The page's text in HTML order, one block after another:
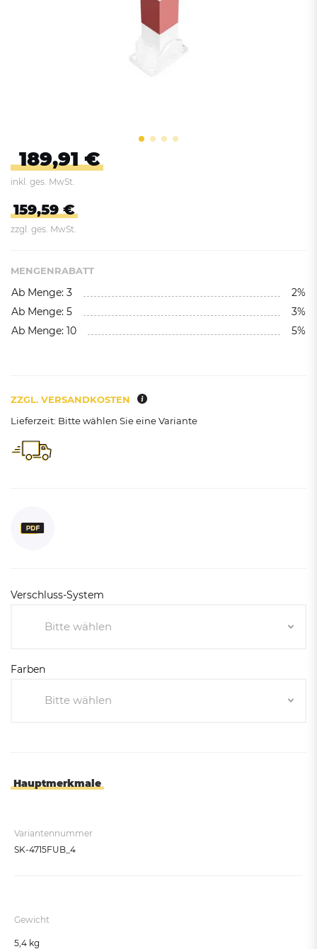
189,91 €
inkl. ges. MwSt.
159,59 €
zzgl. ges. MwSt.
MENGENRABATT
Ab Menge: 3
2%
Ab Menge: 5
3%
Ab Menge: 10
5%
ZZGL. VERSANDKOSTEN
Lieferzeit: Bitte wählen Sie eine Variante
Bitte wählen
Profilzylinderschloss
Verschluss-System
Farben
Bitte wählen
Feuerverzinkt - nicht beschichtet
Hauptmerkmale
Variantennummer
SK-4715FUB_4
Gewicht
5,4 kg